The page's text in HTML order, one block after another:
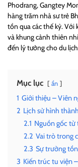
Phodrang, Gangtey
hàng trăm nhà sư trẻ
tồn qua các thế kỷ. Với
và khung cảnh thiên
đến lý tưởng cho du
Mục lục ẩn
1 Giới thiệu – Viên
2 Lịch sử hình
2.1 Nguồn gốc từ
2.2 Vai trò trong
2.3 Sự trường
3 Kiến trúc tu viện